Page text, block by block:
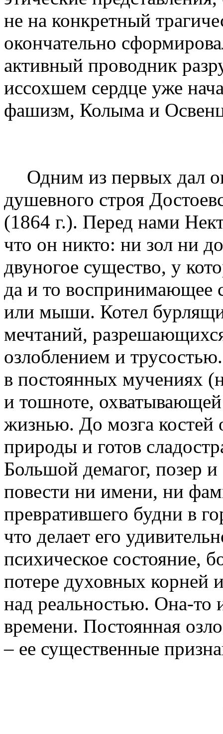
не на конкретный
окончательно
активный проводник
иссохшем сердце уже
фашизм, Колыма и
Одним из первых дал
душевного строя
(1864 г.). Перед нами
что он никто: ни зол ни
двуногое существо, у
да и то воспринимающее
или мыши. Котел
мечтаний,
озлоблением и
в постоянных мучениях
и тошноте, охватывающей
жизнью. До мозга костей
природы и готов
Большой демагог, позер
повести ни имени, ни
превратившего будни в
что делает его
психическое состояние,
потере духовных корней
над реальностью. Она-то
времени. Постоянная
– ее существенные